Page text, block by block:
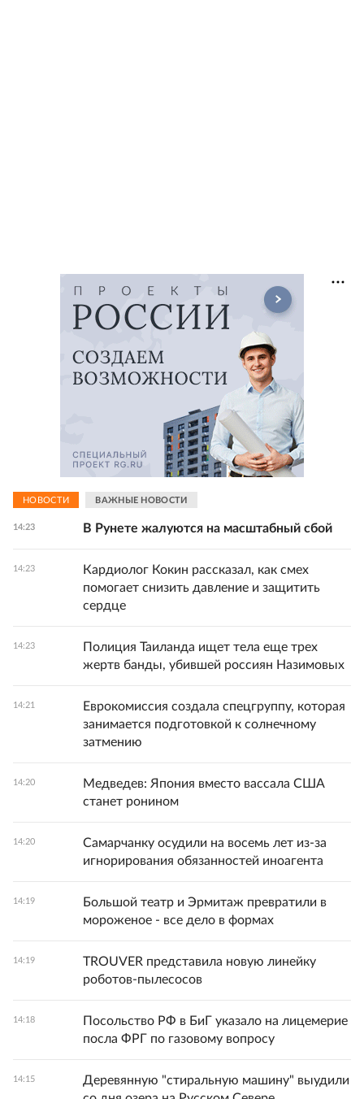
НОВОСТИ ВАЖНЫЕ НОВОСТИ
14:23 В Рунете жалуются на масштабный сбой
14:23
Кардиолог Кокин рассказал, как смех
помогает снизить давление и защитить
сердце
14:23
Полиция Таиланда ищет тела еще трех
жертв банды, убившей россиян Назимовых
14:21
Еврокомиссия создала спецгруппу, которая
занимается подготовкой к солнечному
затмению
14:20
Медведев: Япония вместо вассала США
станет ронином
14:20
Самарчанку осудили на восемь лет из-за
игнорирования обязанностей иноагента
14:19
Большой театр и Эрмитаж превратили в
мороженое - все дело в формах
14:19
TROUVER представила новую линейку
роботов-пылесосов
14:18
Посольство РФ в БиГ указало на лицемерие
посла ФРГ по газовому вопросу
14:15
Деревянную "стиральную машину" выудили